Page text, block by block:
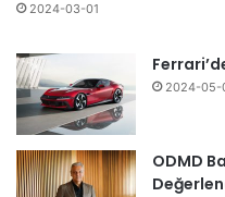
2024-03-01
2024-05-
ODMD